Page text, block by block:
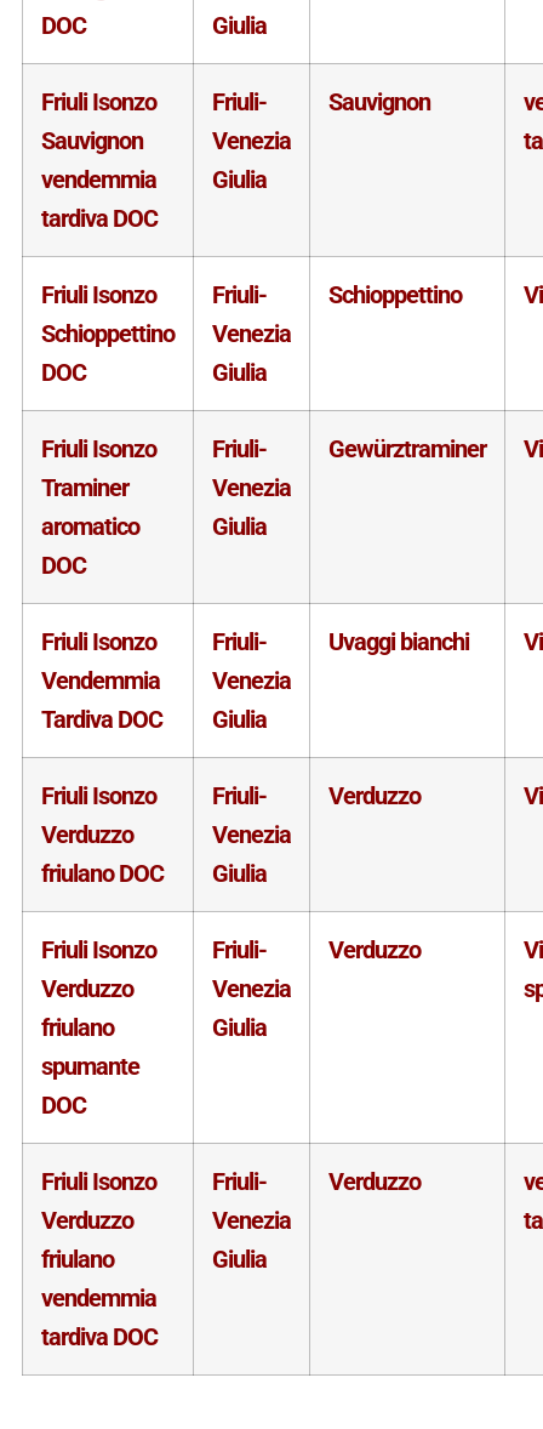
DOC
Giulia
Friuli Isonzo
Sauvignon
vendemmia
tardiva DOC
Friuli-
Venezia
Giulia
Sauvignon
Friuli Isonzo
Schioppettino
DOC
Friuli-
Venezia
Giulia
Schioppettino
Friuli Isonzo
Traminer
aromatico
DOC
Friuli-
Venezia
Giulia
Gewürztraminer
Friuli Isonzo
Vendemmia
Tardiva DOC
Friuli-
Venezia
Giulia
Uvaggi bianchi
Friuli Isonzo
Verduzzo
friulano DOC
Friuli-
Venezia
Giulia
Verduzzo
Friuli Isonzo
Verduzzo
friulano
spumante
DOC
Friuli-
Venezia
Giulia
Verduzzo
Friuli Isonzo
Verduzzo
friulano
vendemmia
tardiva DOC
Friuli-
Venezia
Giulia
Verduzzo